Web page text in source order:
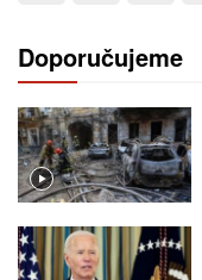
Doporučujeme